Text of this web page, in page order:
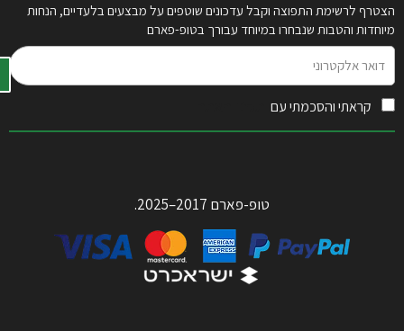
הצטרף לרשימת התפוצה וקבל עדכונים שוטפים על מבצעים בלעדיים, הנחות
מיוחדות והטבות שנבחרו במיוחד עבורך בטופ-פארם
אלקטרוני
קראתי והסכמתי עם
טופ-פארם 2017–2025.